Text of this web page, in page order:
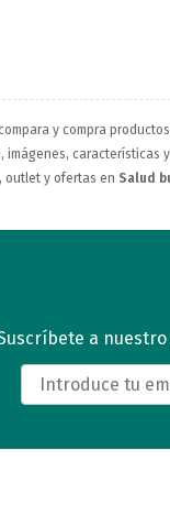
y compra
imágenes, características
outlet y ofertas en Salud
a